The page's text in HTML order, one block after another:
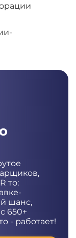
то:
шанс,
650+
- работает!